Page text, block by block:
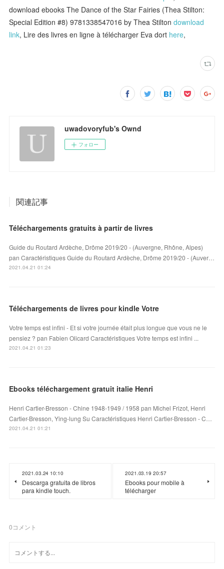
download ebooks The Dance of the Star Fairies (Thea Stilton:
Special Edition #8) 9781338547016 by Thea Stiltondownload
link, Lire des livres en ligne à télécharger Eva dort here,
uwadovoryfub's Ownd
フォロー
関連記事
Téléchargements gratuits à partir de livres
Guide du Routard Ardèche, Drôme 2019/20 - (Auvergne, Rhône, Alpes)
pan Caractéristiques Guide du Routard Ardèche, Drôme 2019/20 - (Auver…
2021.04.21 01:24
Téléchargements de livres pour kindle Votre
Votre temps est infini - Et si votre journée était plus longue que vous ne le
pensiez ? pan Fabien Olicard Caractéristiques Votre temps est infini ...
2021.04.21 01:23
Ebooks téléchargement gratuit italie Henri
Henri Cartier-Bresson - Chine 1948-1949 / 1958 pan Michel Frizot, Henri
Cartier-Bresson, Ying-lung Su Caractéristiques Henri Cartier-Bresson - C…
2021.04.21 01:21
2021.03.24 10:10
Descarga gratuita de libros
para kindle touch.
2021.03.19 20:57
Ebooks pour mobile à
télécharger
0コメント